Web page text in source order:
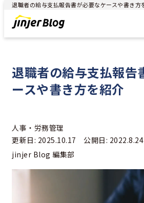
退職者の給与支払報告
ースや書き方を紹介
人事・労務管理
更新日: 2025.10.17 公開日: 2022.8.24
jinjer Blog 編集部